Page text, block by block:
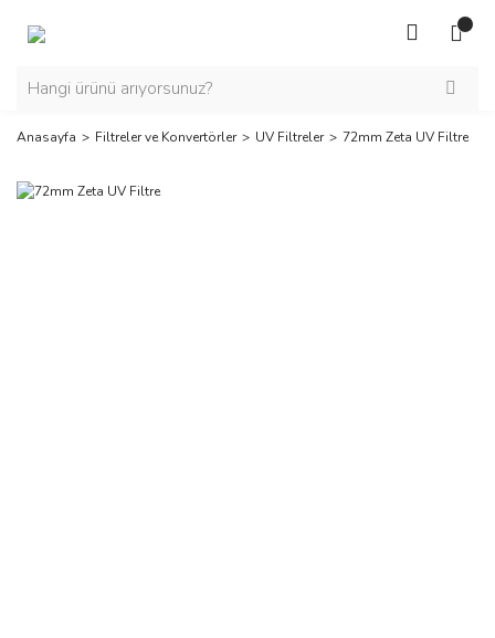
Anasayfa Filtreler ve Konvertörler UV Filtreler 72mm Zeta UV Filtre